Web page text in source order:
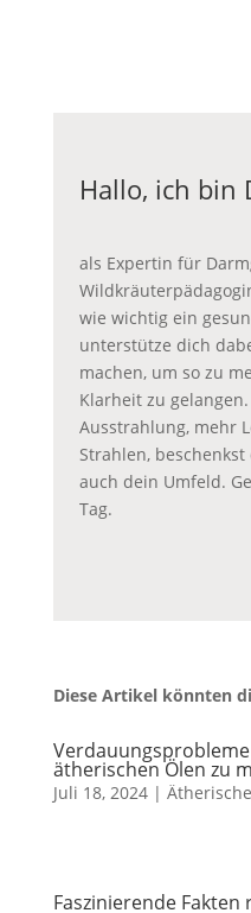
Hallo, ich bin
als Expertin für
wie wichtig ein
unterstütze dich
machen, um so zu
Klarheit zu
Ausstrahlung, mehr
Strahlen,
auch dein Umfeld.
Tag.
Diese Artikel könnten
ätherischen Ölen zu
Juli 18, 2024|
Faszinierende